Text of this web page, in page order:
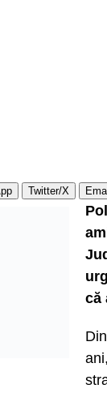
Twitter/X
că